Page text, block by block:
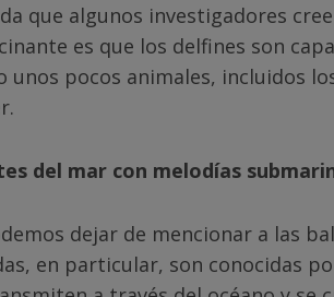
que algunos investigadores
es que los delfines son
unos pocos animales, incluidos
del mar con melodías
dejar de mencionar a las
en particular, son conocidas